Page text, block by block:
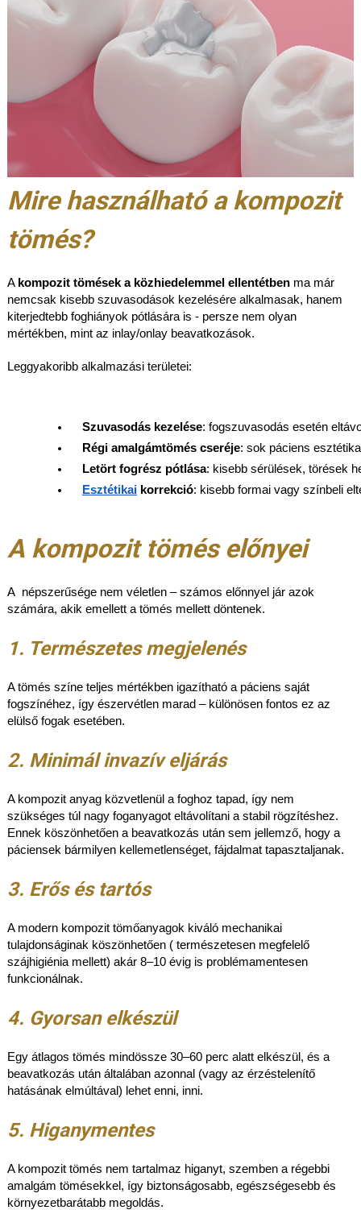
Mire használható a kompozit
tömés?
A kompozit tömések a közhiedelemmel ellentétben ma már
nemcsak kisebb szuvasodások kezelésére alkalmasak, hanem
kiterjedtebb foghiányok pótlására is - persze nem olyan
mértékben, mint az inlay/onlay beavatkozások.
Leggyakoribb alkalmazási területei:
Szuvasodás kezelése: fogszuvasodás esetén
Régi amalgámtömés cseréje: sok páciens
Letört fogrész pótlása: kisebb sérülések, törések
Esztétikai korrekció: kisebb formai vagy színbeli
A kompozit tömés előnyei
A népszerűsége nem véletlen – számos előnnyel jár azok
számára, akik emellett a tömés mellett döntenek.
1. Természetes megjelenés
A tömés színe teljes mértékben igazítható a páciens saját
fogszínéhez, így észervétlen marad – különösen fontos ez az
elülső fogak esetében.
2. Minimál invazív eljárás
A kompozit anyag közvetlenül a foghoz tapad, így nem
szükséges túl nagy foganyagot eltávolítani a stabil rögzítéshez.
Ennek köszönhetően a beavatkozás után sem jellemző, hogy a
páciensek bármilyen kellemetlenséget, fájdalmat tapasztaljanak.
3. Erős és tartós
A modern kompozit tömőanyagok kiváló mechanikai
tulajdonságinak köszönhetően ( természetesen megfelelő
szájhigiénia mellett) akár 8–10 évig is problémamentesen
funkcionálnak.
4. Gyorsan elkészül
Egy átlagos tömés mindössze 30–60 perc alatt elkészül, és a
beavatkozás után általában azonnal (vagy az érzéstelenítő
hatásának elmúltával) lehet enni, inni.
5. Higanymentes
A kompozit tömés nem tartalmaz higanyt, szemben a régebbi
amalgám tömésekkel, így biztonságosabb, egészségesebb és
környezetbarátabb megoldás.